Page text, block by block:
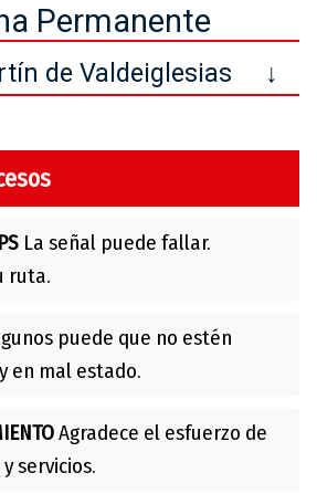
Permanente
de Valdeiglesias ↓
La señal puede fallar.
ruta.
puede que no estén
en mal estado.
Agradece el esfuerzo de
servicios.